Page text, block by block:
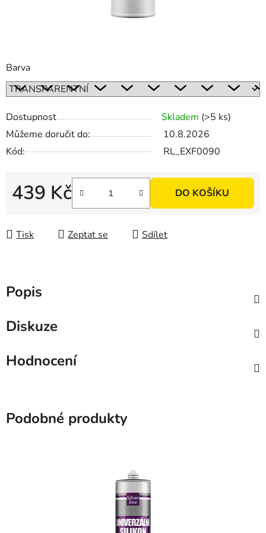
Barva
Dostupnost Skladem (>5 ks)
Můžeme doručit do:
10.8.2026
Kód:
RL_EXF0090
439 Kč DO KOŠÍKU
Tisk Zeptat se Sdílet
Popis
Diskuze
Hodnocení
Podobné produkty